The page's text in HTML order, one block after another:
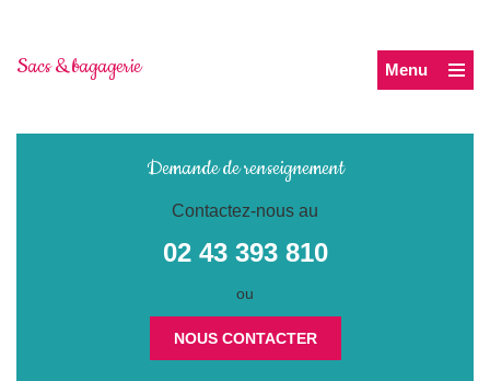
Sacs & bagagerie Menu
Demande de renseignement
Contactez-nous au
02 43 393 810
ou
NOUS CONTACTER